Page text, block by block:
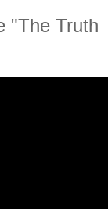
"The Truth